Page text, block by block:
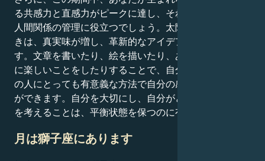
る共感力と直感力がピークに達し、それが知的な選択と
人間関係の管理に役立つでしょう。太陽が蟹座にあると
きは、真実味が増し、革新的なアイデアから解放されま
す。文章を書いたり、絵を描いたり、あるいは人のため
に楽しいことをしたりすることで、自分にとっても周囲
の人にとっても有意義な方法で自分の感情を伝えること
ができます。自分を大切にし、自分がどう感じているか
を考えることは、平衡状態を保つのに有益である。
月は獅子座にあります